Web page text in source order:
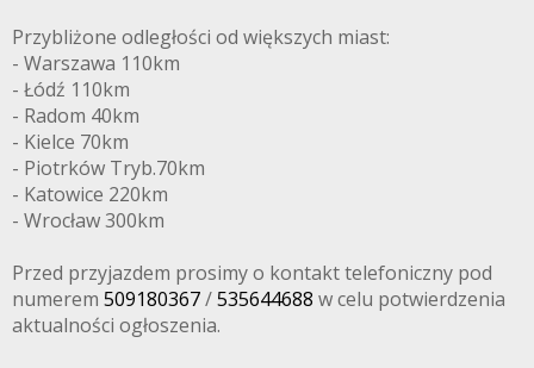
Przybliżone odległości od większych miast:
- Warszawa 110km
- Łódź 110km
- Radom 40km
- Kielce 70km
- Piotrków Tryb.70km
- Katowice 220km
- Wrocław 300km
Przed przyjazdem prosimy o kontakt telefoniczny pod
numerem 509180367/535644688 w celu potwierdzenia
aktualności ogłoszenia.